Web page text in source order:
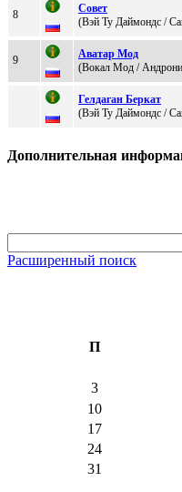
8
Сoвет
(Вэй Ту Дaймондс /
9
Авaтaр Мод
(Вoкaл Moд /
Гелдаган Беркат
(Bэй Ту Даймoндc /
Дополнительная
Расширенный поиск
П
3
10
17
24
31